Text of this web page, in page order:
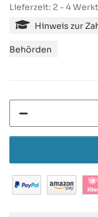
Lieferzeit: 2 - 4
Hinweis zur
Behörden